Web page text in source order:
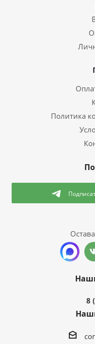
Политика
8